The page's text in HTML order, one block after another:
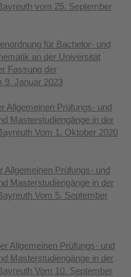
vom 25. September
für Bachelor- und
an der Universität
Fassung der
9. Januar 2023
Allgemeinen Prüfungs- und
Masterstudiengänge in der
Vom 1. Oktober 2020
Allgemeinen Prüfungs- und
Masterstudiengänge in der
Vom 5. September
Allgemeinen Prüfungs- und
Masterstudiengänge in der
Vom 10. September